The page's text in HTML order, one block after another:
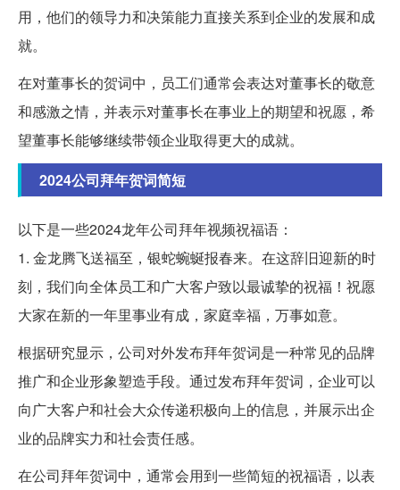
用，他们的领导力和决策能力直接关系到企业的发展和成
就。
在对董事长的贺词中，员工们通常会表达对董事长的敬意
和感激之情，并表示对董事长在事业上的期望和祝愿，希
望董事长能够继续带领企业取得更大的成就。
2024公司拜年贺词简短
以下是一些2024龙年公司拜年视频祝福语：
1. 金龙腾飞送福至，银蛇蜿蜒报春来。在这辞旧迎新的时
刻，我们向全体员工和广大客户致以最诚挚的祝福！祝愿
大家在新的一年里事业有成，家庭幸福，万事如意。
根据研究显示，公司对外发布拜年贺词是一种常见的品牌
推广和企业形象塑造手段。通过发布拜年贺词，企业可以
向广大客户和社会大众传递积极向上的信息，并展示出企
业的品牌实力和社会责任感。
在公司拜年贺词中，通常会用到一些简短的祝福语，以表